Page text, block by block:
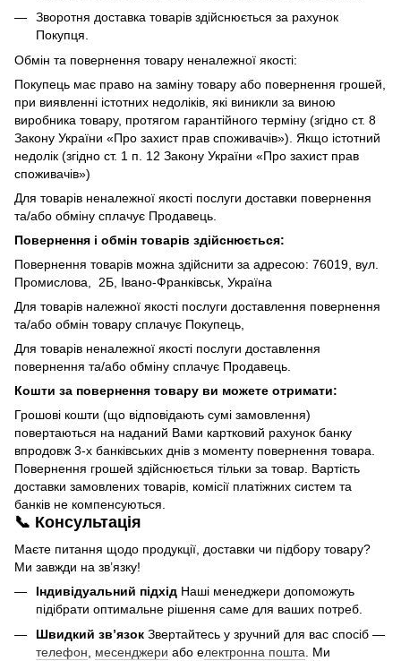
Зворотня доставка товарів здійснюється за рахунок
Покупця.
Обмін та повернення товару неналежної якості:
Покупець має право на заміну товару або повернення грошей,
при виявленні істотних недоліків, які виникли за виною
виробника товару, протягом гарантійного терміну (згідно ст. 8
Закону України «Про захист прав споживачів»). Якщо істотний
недолік (згідно ст. 1 п. 12 Закону України «Про захист прав
споживачів»)
Для товарів неналежної якості послуги доставки повернення
та/або обміну сплачує Продавець.
Повернення і обмін товарів здійснюється:
Повернення товарів можна здійснити за адресою: 76019, вул.
Промислова, 2Б, Івано-Франківськ, Україна
Для товарів належної якості послуги доставлення повернення
та/або обмін товару сплачує Покупець,
Для товарів неналежної якості послуги доставлення
повернення та/або обміну сплачує Продавець.
Кошти за повернення товару ви можете отримати:
Грошові кошти (що відповідають сумі замовлення)
повертаються на наданий Вами картковий рахунок банку
впродовж 3-х банківських днів з моменту повернення товара.
Повернення грошей здійснюється тільки за товар. Вартість
доставки замовлених товарів, комісії платіжних систем та
банків не компенсуються.
📞 Консультація
Маєте питання щодо продукції, доставки чи підбору товару?
Ми завжди на зв’язку!
Індивідуальний підхід Наші менеджери допоможуть
підібрати оптимальне рішення саме для ваших потреб.
Швидкий зв’язок Звертайтесь у зручний для вас спосіб —
телефон, месенджери або електронна пошта. Ми